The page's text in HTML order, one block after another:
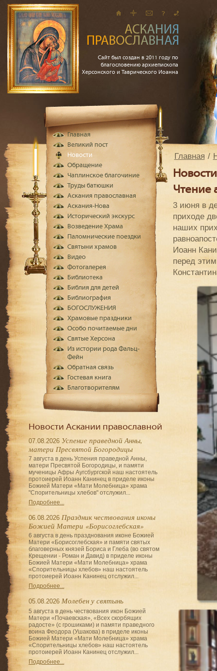
Сайт был создан в 2011 году по
благословению архиепископа
Херсонского и Таврического Иоанна
Главная
Новости
Чтение
3 июня в
приходе
наших
Иоанн
перед
Главная
Великий пост
Новости
Обращение
Чаплинское благочиние
Труды батюшки
Аскания православная
Аскания-Нова
Исторический экскурс
Возведение Храма
Паломнические поездки
Святыни храмов
Видео
Фотогалерея
Библиотека
Библия для детей
Библиография
БОГОСЛУЖЕНИЯ
Храмовые праздники
Особо почитаемые дни
Святые Херсона
Из истории рода Фальц-
Фейн
Обратная связь
Гостевая книга
Благотворителям
Новости Аскании православной
07.08.2026 Успение праведной Анны,
матери Пресвятой Богородицы
7 августа в день Успения праведной Анны,
матери Пресвятой Богородицы, и памяти
мученицы Афры Аугсбургской наш настоятель
протоиерей Иоанн Канинец в приделе иконы
Божией Матери «Мати Молебница» храма
"Спорительницы хлебов" отслужил...
Подробнее...
06.08.2026 Праздник чествования иконы
Божией Матери «Борисоглебская»
6 августа в день празднования иконе Божией
Матери «Борисоглебская» и памяти святых
благоверных князей Бориса и Глеба (во святом
Крещении - Роман и Давид) в приделе иконы
Божией Матери «Мати Молебница» храма
«Спорительницы хлебов» наш настоятель
протоиерей Иоанн Канинец отслужил...
Подробнее...
05.08.2026 Молебен у святынь
5 августа в день чествования икон Божией
Матери «Почаевская», «Всех скорбящих
радосте» (с грошиками) и памяти праведного
воина Феодора (Ушакова) в приделе иконы
Божией Матери «Мати Молебница» храма
«Спорительницы хлебов» наш настоятель
протоиерей Иоанн Канинец отслужил...
Подробнее...